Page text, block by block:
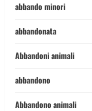
abbando minori
abbandonata
Abbandoni animali
abbandono
Abbandono animali